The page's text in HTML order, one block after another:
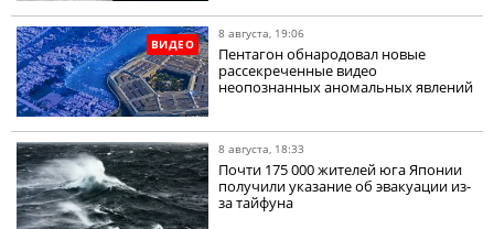
ВИДЕО
8 августа, 19:06
Пентагон обнародовал новые
рассекреченные видео
неопознанных аномальных явлений
8 августа, 18:33
Почти 175 000 жителей юга Японии
получили указание об эвакуации из-
за тайфуна